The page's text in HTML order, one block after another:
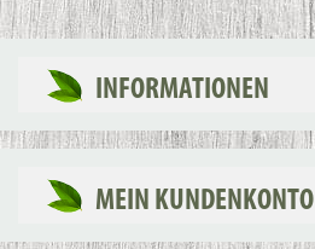
INFORMATIONEN
MEIN KUNDENKONTO